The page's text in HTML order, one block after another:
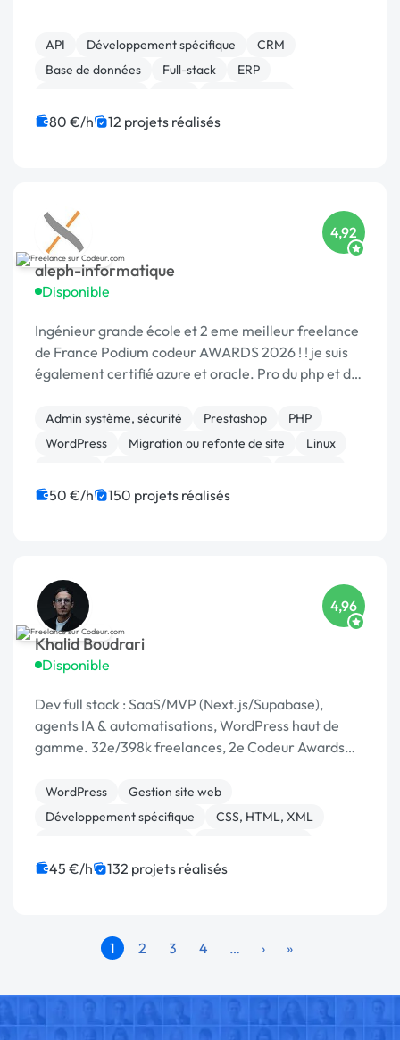
API Développement spécifique
CRM
Base de données
Full-stack
ERP
Gestion de projet
80 €/h 12 projets réalisés
aleph-informatique
Disponible
4,92
Ingénieur grande école et 2 eme meilleur freelance
de France Podium codeur AWARDS 2026 ! ! je suis
également certifié azure et oracle. Pro du php et de
Admin système, sécurité Prestashop
PHP
WordPress
Migration ou refonte de site
Linux
Maintenance
50 €/h 150 projets réalisés
Khalid Boudrari
Disponible
4,96
Dev full stack : SaaS/MVP (Next.js/Supabase),
agents IA & automatisations, WordPress haut de
gamme. 32e/398k freelances, 2e Codeur Awards
WordPress
Gestion site web
Développement spécifique
CSS, HTML, XML
Admin système, sécurité
JavaScript
45 €/h 132 projets réalisés
1 2 3 4 … › »